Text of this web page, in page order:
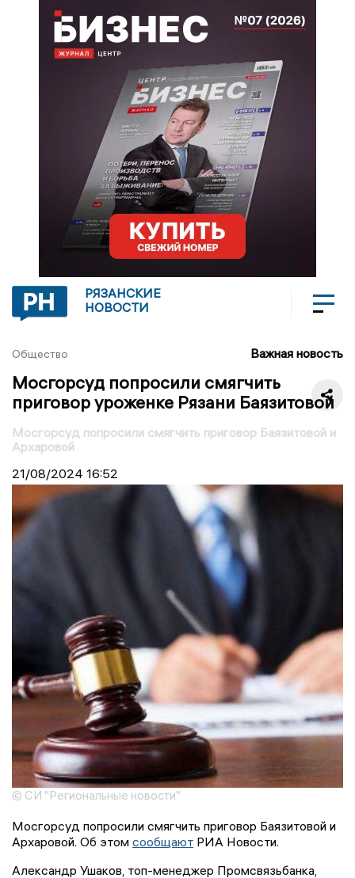
РЯЗАНСКИЕ
НОВОСТИ
Общество Важная новость
Мосгорсуд попросили смягчить
приговор уроженке Рязани Баязитовой
Мосгорсуд попросили смягчить приговор Баязитовой и
Архаровой
21/08/2024 16:52
© СИ "Региональные новости"
Мосгорсуд попросили смягчить приговор Баязитовой и
Архаровой. Об этом сообщают РИА Новости.
Александр Ушаков, топ-менеджер Промсвязьбанка,